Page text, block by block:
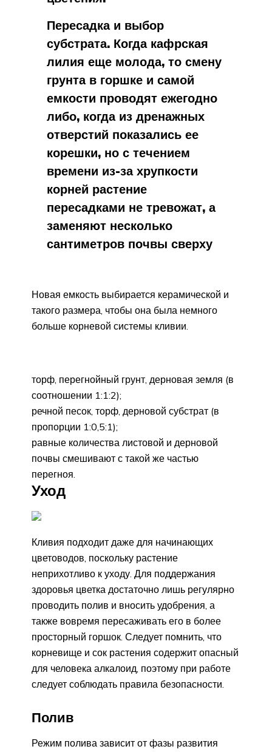
Пересадка и выбор
субстрата. Когда кафрская
лилия еще молода, то смену
грунта в горшке и самой
емкости проводят ежегодно
либо, когда из дренажных
отверстий показались ее
корешки, но с течением
времени из-за хрупкости
корней растение
пересадками не тревожат, а
заменяют несколько
сантиметров почвы сверху
Новая емкость выбирается керамической и
такого размера, чтобы она была немного
больше корневой системы кливии.
торф, перегнойный грунт, дерновая земля (в
соотношении 1:1:2);
речной песок, торф, дерновой субстрат (в
пропорции 1:0,5:1);
равные количества листовой и дерновой
почвы смешивают с такой же частью
перегноя.
Уход
Кливия подходит даже для начинающих
цветоводов, поскольку растение
неприхотливо к уходу. Для поддержания
здоровья цветка достаточно лишь регулярно
проводить полив и вносить удобрения, а
также вовремя пересаживать его в более
просторный горшок. Следует помнить, что
корневище и сок растения содержит опасный
для человека алкалоид, поэтому при работе
следует соблюдать правила безопасности.
Полив
Режим полива зависит от фазы развития